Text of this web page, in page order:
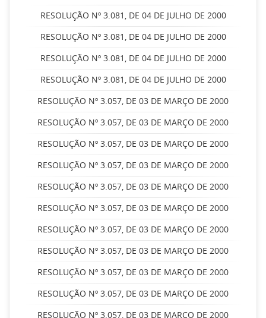
RESOLUÇÃO Nº 3.081, DE 04 DE JULHO DE 2000
RESOLUÇÃO Nº 3.081, DE 04 DE JULHO DE 2000
RESOLUÇÃO Nº 3.081, DE 04 DE JULHO DE 2000
RESOLUÇÃO Nº 3.081, DE 04 DE JULHO DE 2000
RESOLUÇÃO Nº 3.057, DE 03 DE MARÇO DE 2000
RESOLUÇÃO Nº 3.057, DE 03 DE MARÇO DE 2000
RESOLUÇÃO Nº 3.057, DE 03 DE MARÇO DE 2000
RESOLUÇÃO Nº 3.057, DE 03 DE MARÇO DE 2000
RESOLUÇÃO Nº 3.057, DE 03 DE MARÇO DE 2000
RESOLUÇÃO Nº 3.057, DE 03 DE MARÇO DE 2000
RESOLUÇÃO Nº 3.057, DE 03 DE MARÇO DE 2000
RESOLUÇÃO Nº 3.057, DE 03 DE MARÇO DE 2000
RESOLUÇÃO Nº 3.057, DE 03 DE MARÇO DE 2000
RESOLUÇÃO Nº 3.057, DE 03 DE MARÇO DE 2000
RESOLUÇÃO Nº 3.057, DE 03 DE MARÇO DE 2000